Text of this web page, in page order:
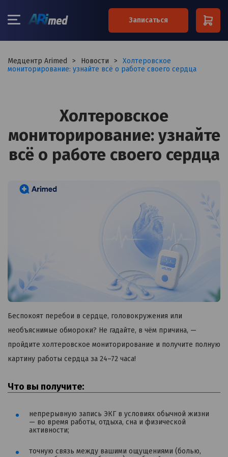
Записаться
Медцентр Arimed > Новости >
Холтеровское
мониторирование: узнайте всё о работе своего сердца
Холтеровское
мониторирование: узнайте
всё о работе своего сердца
Беспокоят перебои в сердце, головокружения или
необъяснимые обмороки? Не гадайте, в чём причина, —
пройдите холтеровское мониторирование и получите полную
картину работы сердца за 24–72 часа!
Что вы получите:
непрерывную запись ЭКГ в условиях обычной жизни
— во время работы, отдыха, сна и физической
активности;
точную связь между вашими ощущениями (болью,
×
Примечание